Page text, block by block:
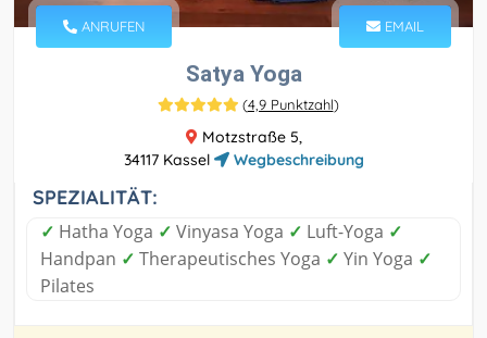
ANRUFEN EMAIL
Satya Yoga
(4,9 Punktzahl)
Motzstraße 5,
34117 Kassel
Wegbeschreibung
SPEZIALITÄT:
✓ Hatha Yoga ✓ Vinyasa Yoga ✓ Luft-Yoga ✓
Handpan ✓ Therapeutisches Yoga ✓ Yin Yoga ✓
Pilates